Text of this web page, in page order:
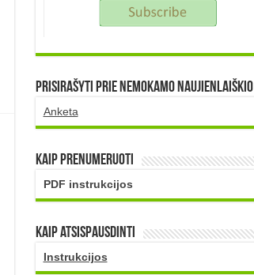
Prisirašyti prie nemokamo naujienlaiškio
Anketa
Kaip prenumeruoti
PDF instrukcijos
Kaip atsispausdinti
Instrukcijos